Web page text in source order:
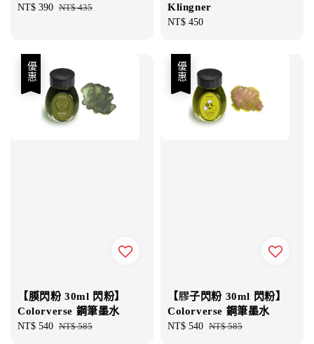
Sale
NT$ 390 Regular
NT$ 435
Klingner
Regular
NT$ 450
優惠
【膜閃粉 30ml 閃粉】
Colorverse 鋼筆墨水
Sale
NT$ 540 Regular
NT$ 585
優惠
【膠子閃粉 30ml 閃粉】
Colorverse 鋼筆墨水
Sale
NT$ 540 Regular
NT$ 585